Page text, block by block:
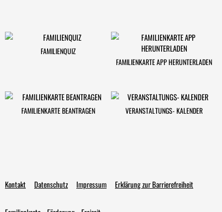
Kontakt Datenschutz Impressum Erklärung zur Barrierefreiheit
FAMILIENQUIZ
FAMILIENKARTE APP HERUNTERLADEN
FAMILIENKARTE BEANTRAGEN VERANSTALTUNGS- KALENDER